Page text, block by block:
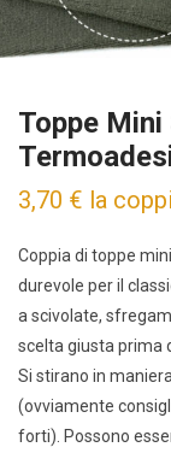
Toppe
3,70 € la
Coppia di toppe
durevole per il
a scivolate,
scelta giusta prima
Si stirano in
(ovviamente
forti). Possono